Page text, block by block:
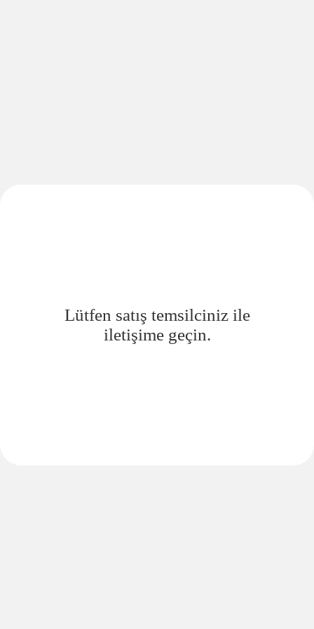
Lütfen satış temsilciniz ile
iletişime geçin.